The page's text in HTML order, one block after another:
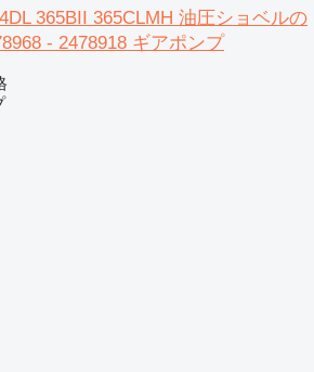
365BII 365CLMH 油圧ショベルの
- 2478918 ギアポンプ